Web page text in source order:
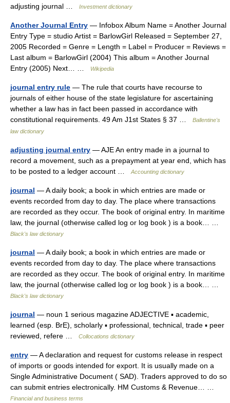
adjusting journal …
Investment dictionary
Another Journal Entry — Infobox Album Name = Another Journal
Entry Type = studio Artist = BarlowGirl Released = September 27,
2005 Recorded = Genre = Length = Label = Producer = Reviews =
Last album = BarlowGirl (2004) This album = Another Journal
Entry (2005) Next… …
Wikipedia
journal entry rule — The rule that courts have recourse to
journals of either house of the state legislature for ascertaining
whether a law has in fact been passed in accordance with
constitutional requirements. 49 Am J1st States § 37 …
Ballentine's
law dictionary
adjusting journal entry — AJE An entry made in a journal to
record a movement, such as a prepayment at year end, which has
to be posted to a ledger account …
Accounting dictionary
journal — A daily book; a book in which entries are made or
events recorded from day to day. The place where transactions
are recorded as they occur. The book of original entry. In maritime
law, the journal (otherwise called log or log book ) is a book… …
Black's law dictionary
journal — A daily book; a book in which entries are made or
events recorded from day to day. The place where transactions
are recorded as they occur. The book of original entry. In maritime
law, the journal (otherwise called log or log book ) is a book… …
Black's law dictionary
journal — noun 1 serious magazine ADJECTIVE ▪ academic,
learned (esp. BrE), scholarly ▪ professional, technical, trade ▪ peer
reviewed, refere …
Collocations dictionary
entry — A declaration and request for customs release in respect
of imports or goods intended for export. It is usually made on a
Single Administrative Document ( SAD). Traders approved to do so
can submit entries electronically. HM Customs & Revenue… …
Financial and business terms